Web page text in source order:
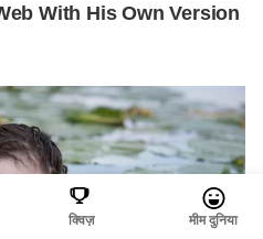
क्विज़ मीम दुनिया